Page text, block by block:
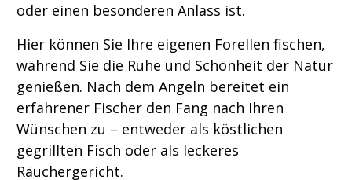
oder einen besonderen Anlass ist.
Hier können Sie Ihre eigenen Forellen fischen,
während Sie die Ruhe und Schönheit der Natur
genießen. Nach dem Angeln bereitet ein
erfahrener Fischer den Fang nach Ihren
Wünschen zu – entweder als köstlichen
gegrillten Fisch oder als leckeres
Räuchergericht.